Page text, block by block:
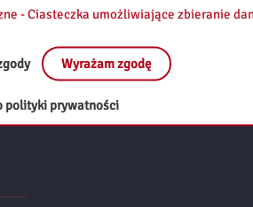
#DzieńOjca
- Ciasteczka umożliwiające zbieranie
Wyrażam zgodę
polityki prywatności